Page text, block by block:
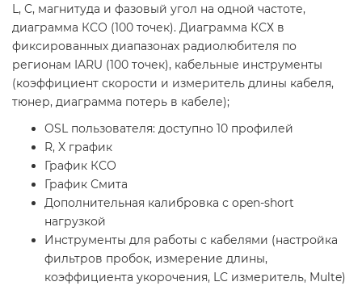
L, C, магнитуда и фазовый угол на одной частоте,
диаграмма КСО (100 точек). Диаграмма КСХ в
фиксированных диапазонах радиолюбителя по
регионам IARU (100 точек), кабельные инструменты
(коэффициент скорости и измеритель длины кабеля,
тюнер, диаграмма потерь в кабеле);
OSL пользователя: доступно 10 профилей
R, X график
График КСО
График Смита
Дополнительная калибровка с open-short
нагрузкой
Инструменты для работы с кабелями (настройка
фильтров пробок, измерение длины,
коэффициента укорочения, LC измеритель, Multe)